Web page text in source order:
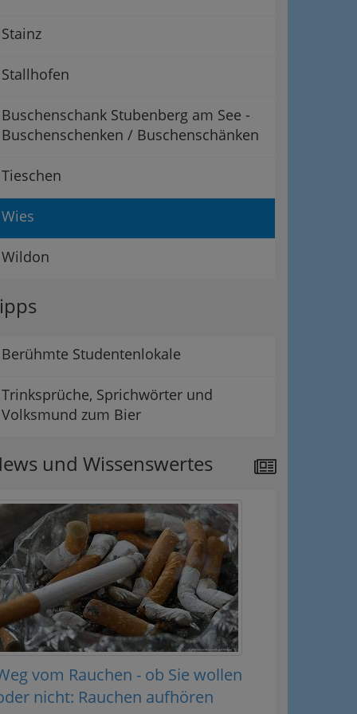
Stainz
Stallhofen
Buschenschank Stubenberg am See -
Buschenschenken / Buschenschänken
Tieschen
Wies
Wildon
Berühmte Studentenlokale
Trinksprüche, Sprichwörter und
Volksmund zum Bier
und Wissenswertes
vom Rauchen - ob Sie wollen
nicht: Rauchen aufhören